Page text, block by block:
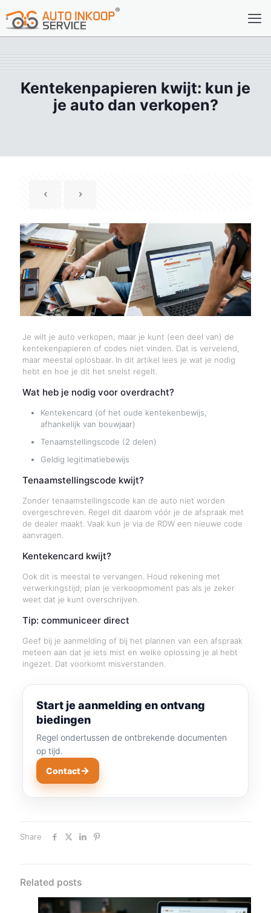
Kentekenpapieren kwijt: kun je
je auto dan verkopen?
Je wilt je auto verkopen, maar je kunt (een deel van) de
kentekenpapieren of codes niet vinden. Dat is vervelend,
maar meestal oplosbaar. In dit artikel lees je wat je nodig
hebt en hoe je dit het snelst regelt.
Wat heb je nodig voor overdracht?
Kentekencard (of het oude kentekenbewijs,
afhankelijk van bouwjaar)
Tenaamstellingscode (2 delen)
Geldig legitimatiebewijs
Tenaamstellingscode kwijt?
Zonder tenaamstellingscode kan de auto niet worden
overgeschreven. Regel dit daarom vóór je de afspraak met
de dealer maakt. Vaak kun je via de RDW een nieuwe code
aanvragen.
Kentekencard kwijt?
Ook dit is meestal te vervangen. Houd rekening met
verwerkingstijd; plan je verkoopmoment pas als je zeker
weet dat je kunt overschrijven.
Tip: communiceer direct
Geef bij je aanmelding of bij het plannen van een afspraak
meteen aan dat je iets mist en welke oplossing je al hebt
ingezet. Dat voorkomt misverstanden.
Start je aanmelding en ontvang
biedingen
Regel ondertussen de ontbrekende documenten
op tijd.
Contact→
Share
Related posts